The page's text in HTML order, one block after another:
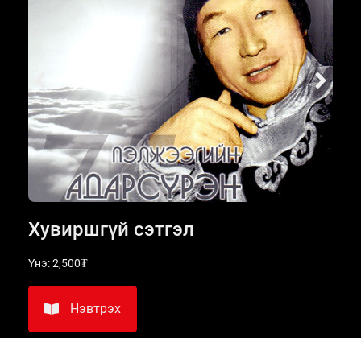
Хувиршгүй сэтгэл
Үнэ:2,500₮
Нэвтрэх